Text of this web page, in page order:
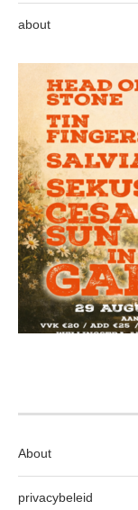
about
About
privacybeleid